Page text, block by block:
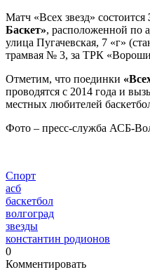
Матч «Всех звезд» состоится
Баскет», расположенной по
улица Пугачевская, 7 «г»
трамвая № 3, за ТРК
Отметим, что поединки
проводятся с 2014 года и
местных любителей
Фото – пресс-служба АСБ-
Спорт
асб
баскетбол
волгоград
звезды
константин родионов
0
Комментировать